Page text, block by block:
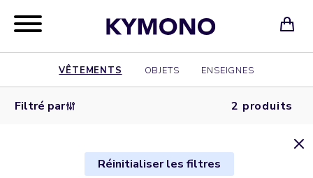
VÊTEMENTS OBJETS ENSEIGNES
Filtré par 2 produits
Réinitialiser les filtres